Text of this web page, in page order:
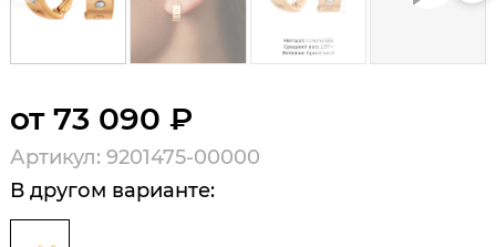
от 73 090 ₽
Артикул: 9201475-00000
В другом варианте: